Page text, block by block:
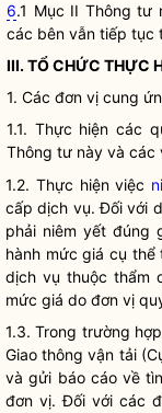
6.1 Mục II Thông tư
các bên vẫn tiếp tục
III. TỔ CHỨC THỰC
1. Các đơn vị cung
1.1. Thực hiện các
Thông tư này và các
1.2. Thực hiện việc
cấp dịch vụ. Đối với
phải niêm yết đúng
hành mứcgiá cụ thể
dịch vụ thuộc thẩm
mức giá do đơn vị
1.3. Trong trường
Giao thông vận tải
và gửi báo cáo về
đơn vị. Đối với các